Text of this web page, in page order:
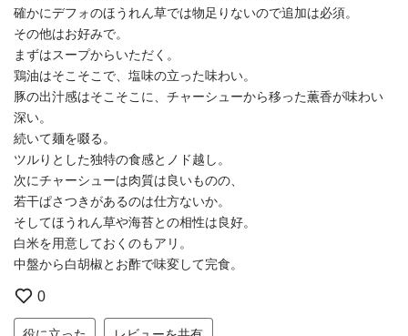
確かにデフォのほうれん草では物足りないので追加は必須。
その他はお好みで。
まずはスープからいただく。
鶏油はそこそこで、塩味の立った味わい。
豚の出汁感はそこそこに、チャーシューから移った薫香が味わい
深い。
続いて麺を啜る。
ツルりとした独特の食感とノド越し。
次にチャーシューは肉質は良いものの、
若干ぱさつきがあるのは仕方ないか。
そしてほうれん草や海苔との相性は良好。
白米を用意しておくのもアリ。
中盤から白胡椒とお酢で味変して完食。
0